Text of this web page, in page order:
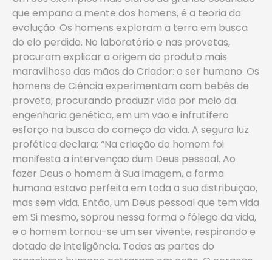
que empana a mente dos homens, é a teoria da
evolução. Os homens exploram a terra em busca
do elo perdido. No laboratório e nas provetas,
procuram explicar a origem do produto mais
maravilhoso das mãos do Criador: o ser humano. Os
homens de Ciência experimentam com bebês de
proveta, procurando produzir vida por meio da
engenharia genética, em um vão e infrutífero
esforço na busca do começo da vida. A segura luz
profética declara: “Na criação do homem foi
manifesta a intervenção dum Deus pessoal. Ao
fazer Deus o homem à Sua imagem, a forma
humana estava perfeita em toda a sua distribuição,
mas sem vida. Então, um Deus pessoal que tem vida
em Si mesmo, soprou nessa forma o fôlego da vida,
e o homem tornou-se um ser vivente, respirando e
dotado de inteligência. Todas as partes do